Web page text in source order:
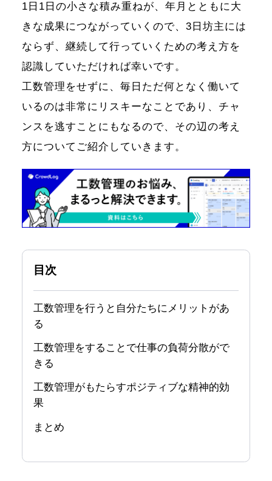
1日1日の小さな積み重ねが、年月とともに大
きな成果につながっていくので、3日坊主には
ならず、継続して行っていくための考え方を
認識していただければ幸いです。
工数管理をせずに、毎日ただ何となく働いて
いるのは非常にリスキーなことであり、チャ
ンスを逃すことにもなるので、その辺の考え
方についてご紹介していきます。
目次
工数管理を行うと自分たちにメリットがあ
る
工数管理をすることで仕事の負荷分散がで
きる
工数管理がもたらすポジティブな精神的効
果
まとめ